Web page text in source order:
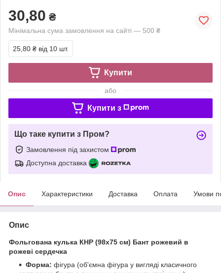
30,80 ₴
Мінімальна сума замовлення на сайті — 500 ₴
25,80 ₴ від 10 шт.
Купити
або
Купити з
Що таке купити з Пром?
Замовлення під захистом
Доступна доставка
Опис Характеристики Доставка Оплата Умови
Опис
Фольгована кулька КНР (98х75 см) Бант рожевий в
рожеві сердечка
Форма: фігура (об'ємна фігура у вигляді класичного